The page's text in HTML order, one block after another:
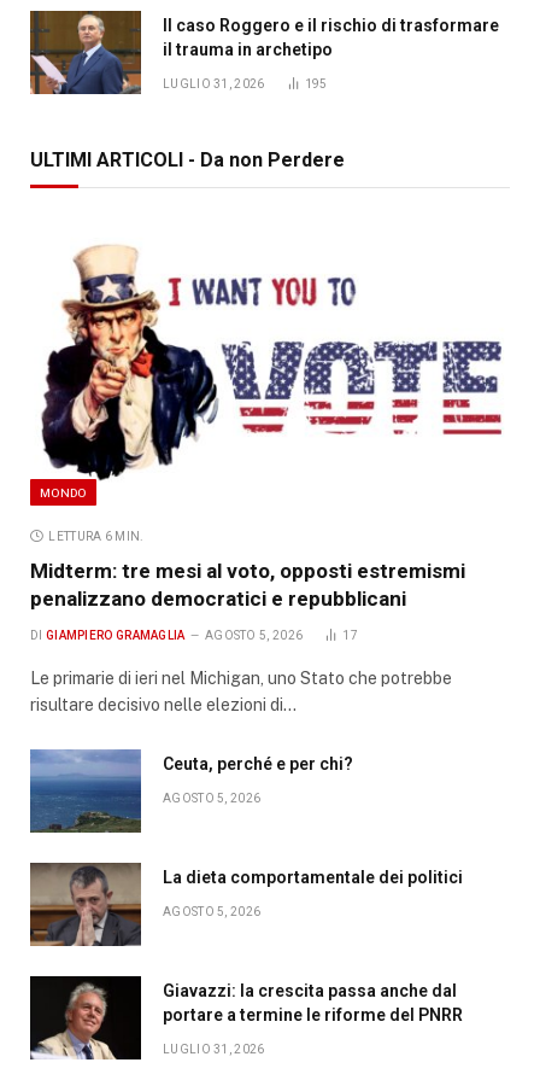
Il caso Roggero e il rischio di trasformare
il trauma in archetipo
LUGLIO 31, 2026 195
ULTIMI ARTICOLI - Da non Perdere
MONDO
LETTURA 6 MIN.
Midterm: tre mesi al voto, opposti estremismi
penalizzano democratici e repubblicani
DI GIAMPIERO GRAMAGLIA AGOSTO 5, 2026 17
Le primarie di ieri nel Michigan, uno Stato che potrebbe
risultare decisivo nelle elezioni di…
Ceuta, perché e per chi?
AGOSTO 5, 2026
La dieta comportamentale dei politici
AGOSTO 5, 2026
Giavazzi: la crescita passa anche dal
portare a termine le riforme del PNRR
LUGLIO 31, 2026